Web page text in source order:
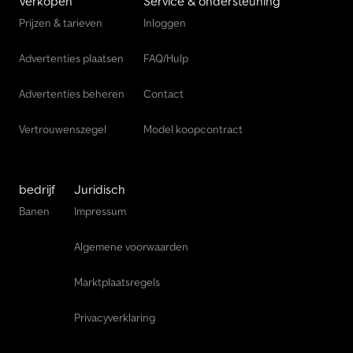
Prijzen & tarieven
Advertenties plaatsen
Advertenties beheren
Vertrouwenszegel
Inloggen
FAQ/Hulp
Contact
Model koopcontract
bedrijf
Banen
Juridisch
Impressum
Algemene voorwaarden
Marktplaatsregels
Privacyverklaring